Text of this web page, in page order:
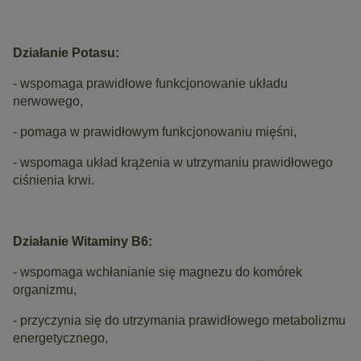
Działanie Potasu:
- wspomaga prawidłowe funkcjonowanie układu
nerwowego,
- pomaga w prawidłowym funkcjonowaniu mięśni,
- wspomaga układ krążenia w utrzymaniu prawidłowego
ciśnienia krwi.
Działanie Witaminy B6:
- wspomaga wchłanianie się magnezu do komórek
organizmu,
- przyczynia się do utrzymania prawidłowego metabolizmu
energetycznego,